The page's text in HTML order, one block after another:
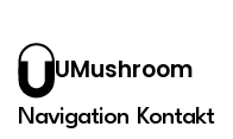
UMushroom
Navigation Kontakt